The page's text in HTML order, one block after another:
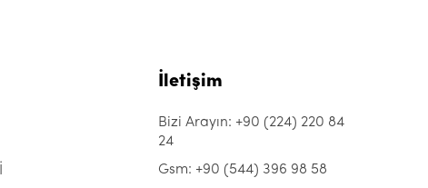
İletişim
Bizi Arayın: +90 (224) 220 84
24
Gsm: +90 (544) 396 98 58